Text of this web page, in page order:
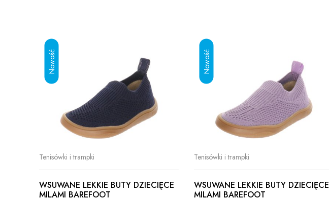
Tenisówki i trampki
WSUWANE LEKKIE BUTY DZIECIĘCE
MILAMI BAREFOOT
Tenisówki i trampki
WSUWANE LEKKIE BUTY DZIECIĘCE
MILAMI BAREFOOT